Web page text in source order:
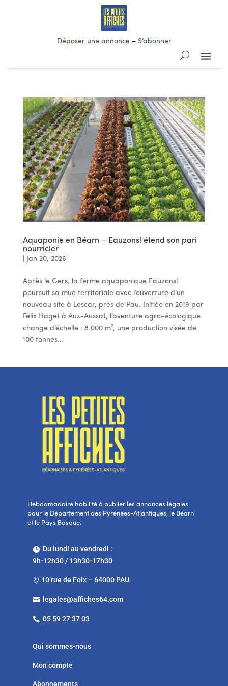
Déposer une annonce– S’abonner
Aquaponie en Béarn – Eauzons! étend son pari
nourricier
Jan 20, 2026
Après le Gers, la ferme aquaponique Eauzons!
poursuit sa mue territoriale avec l’ouverture d’un
nouveau site à Lescar, près de Pau. Initiée en 2019 par
Félix Haget à Aux-Aussat, l’aventure agro-écologique
change d’échelle : 8 000 m², une production visée de
100 tonnes...
Hebdomadaire habilité à publier les annonces légales
pour le Département des Pyrénées-Atlantiques, le Béarn
et le Pays Basque.
Du lundi au vendredi :
9h-12h30 / 13h30-17h30
 10 rue de Foix – 64000 PAU
 legales@affiches64.com
 05 59 27 37 03
Qui sommes-nous
Mon compte
Abonnements